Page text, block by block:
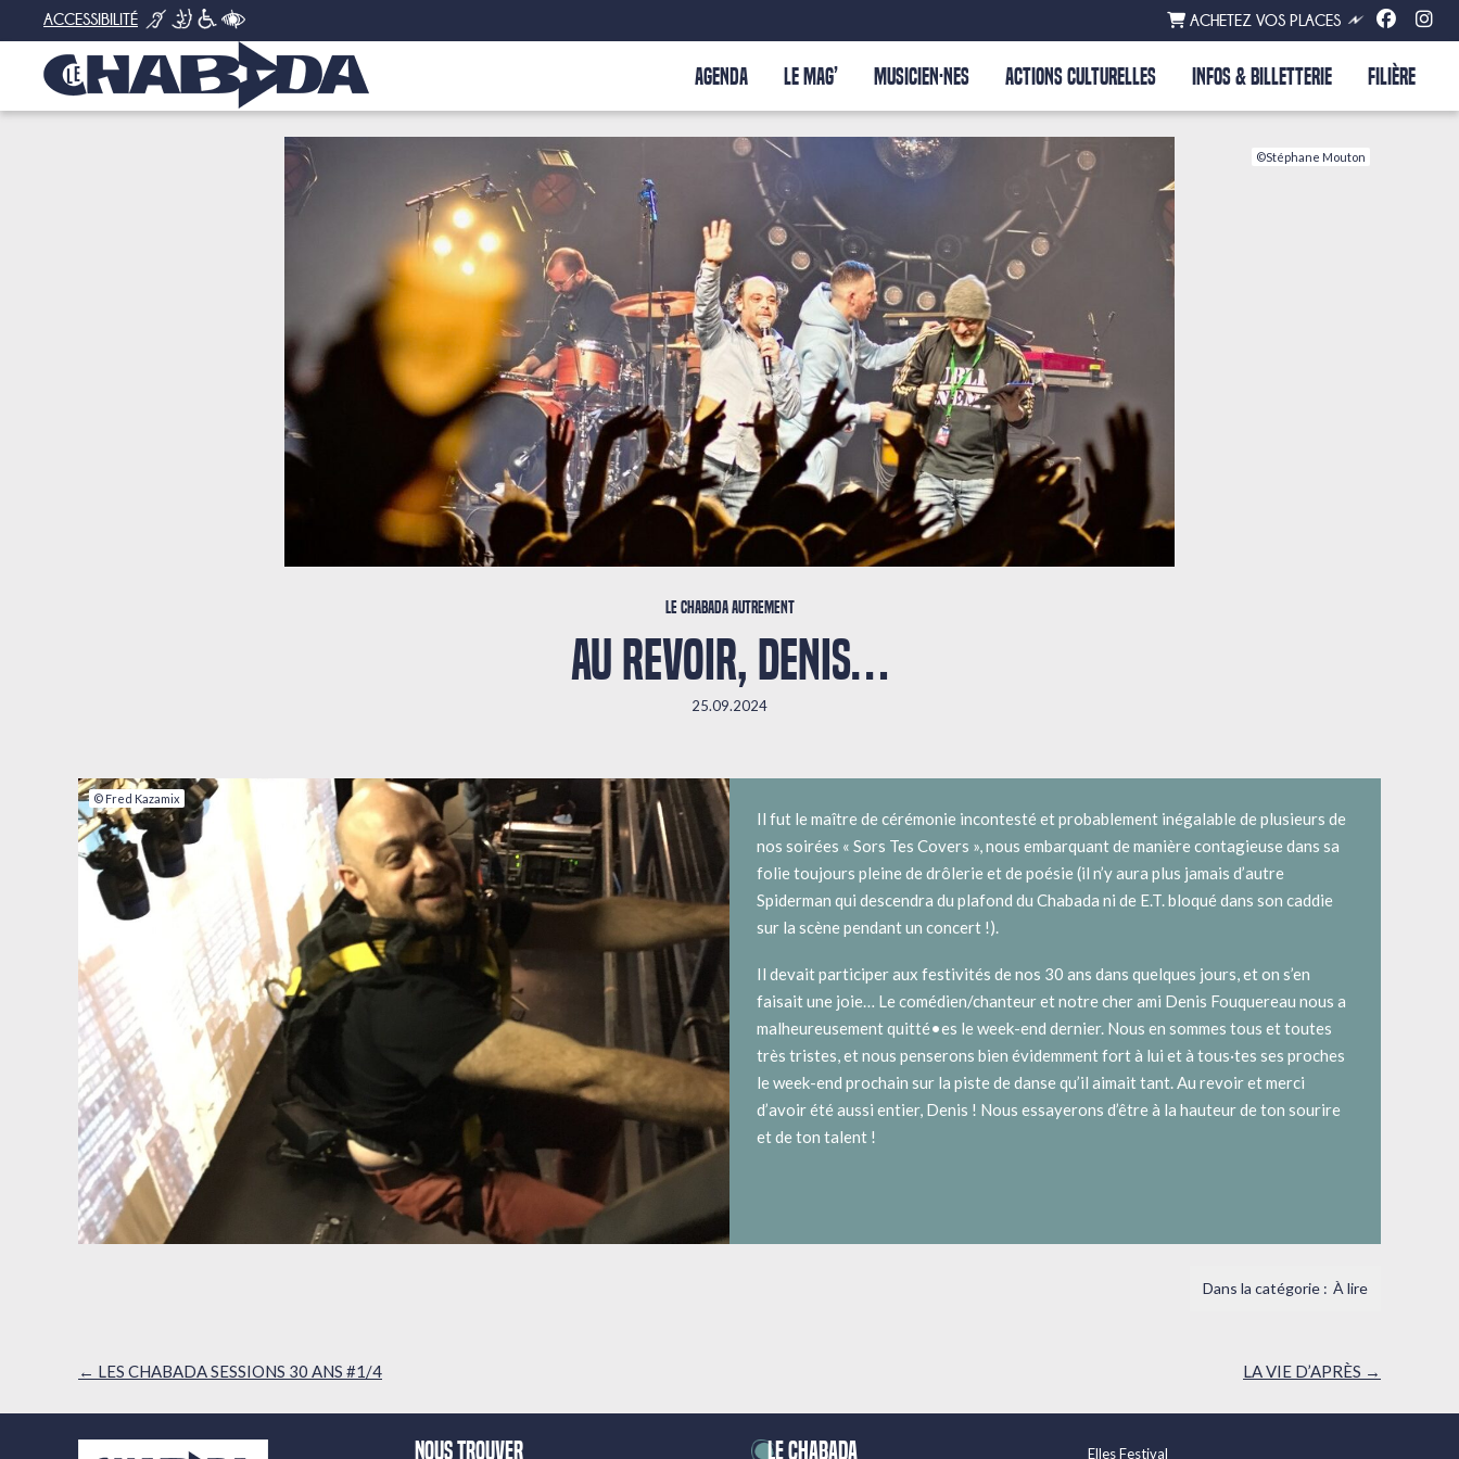
ACCESSIBILITÉ ACHETEZ VOS PLACES
AGENDA LE MAG’ MUSICIEN·NES ACTIONS CULTURELLES INFOS & BILLETTERIE FILIÈRE
©Stéphane Mouton
Le Chabada autrement
AU REVOIR, DENIS…
25.09.2024
© Fred Kazamix
Il fut le maître de cérémonie incontesté et probablement inégalable de plusieurs de
nos soirées « Sors Tes Covers », nous embarquant de manière contagieuse dans sa
folie toujours pleine de drôlerie et de poésie (il n’y aura plus jamais d’autre
Spiderman qui descendra du plafond du Chabada ni de E.T. bloqué dans son caddie
sur la scène pendant un concert !).
Il devait participer aux festivités de nos 30 ans dans quelques jours, et on s’en
faisait une joie… Le comédien/chanteur et notre cher ami Denis Fouquereau nous a
malheureusement quitté•es le week-end dernier. Nous en sommes tous et toutes
très tristes, et nous penserons bien évidemment fort à lui et à tous·tes ses proches
le week-end prochain sur la piste de danse qu’il aimait tant. Au revoir et merci
d’avoir été aussi entier, Denis ! Nous essayerons d’être à la hauteur de ton sourire
et de ton talent !
À lire
Navigation
articles
← LES CHABADA SESSIONS 30 ANS #1/4 LA VIE D’APRÈS →
Nous trouver LE CHABADA Elles Festival